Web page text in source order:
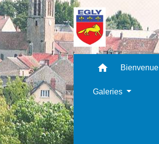
home Bienvenue
Galeries